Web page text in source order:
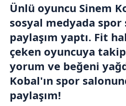
Ünlü oyuncu Sinem
sosyal medyada spor
paylaşım yaptı. Fit
çeken oyuncuya
yorum ve beğeni
Kobal'ın spor
paylaşım!